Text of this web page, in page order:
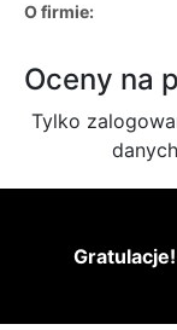
O firmie:
Oceny na
Tylko
Gratulacje!